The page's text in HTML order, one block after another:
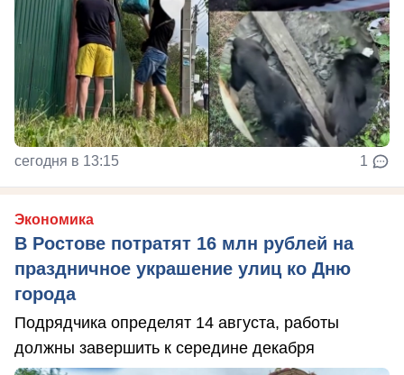
сегодня в 13:15 1
Экономика
В Ростове потратят 16 млн рублей на
праздничное украшение улиц ко Дню
города
Подрядчика определят 14 августа, работы
должны завершить к середине декабря